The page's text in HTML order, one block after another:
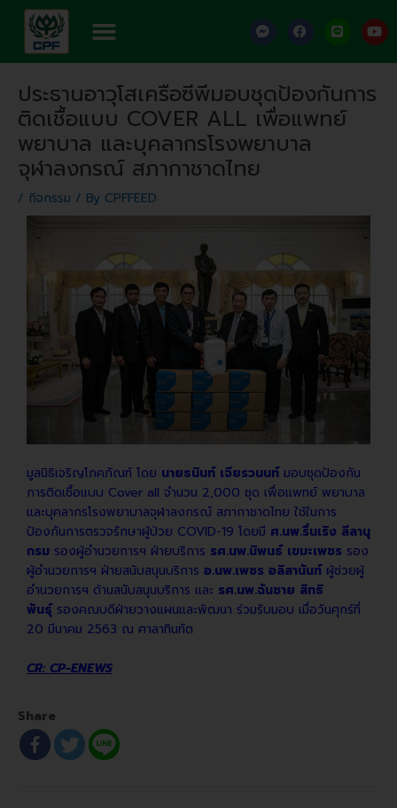
content
Menu F
a
e
o
o
k
-
m
e
F
a
e
o
o
k
L
i
e
Y
o
u
t
b
e
ประธานอาวุโสเครือซีพีมอบชุดป้องกันการ
ติดเชื้อแบบ COVER ALL เพื่อแพทย์
พยาบาล และบุคลากรโรงพยาบาล
จุฬาลงกรณ์ สภากาชาดไทย
/ กิจกรรม / By CPFFEED
มูลนิธิเจริญโภคภัณฑ์ โดย นายธนินท์ เจียรวนนท์มอบชุดป้องกัน
การติดเชื้อแบบ Cover all จำนวน 2,000 ชุด เพื่อแพทย์ พยาบาล
และบุคลากรโรงพยาบาลจุฬาลงกรณ์ สภากาชาดไทย ใช้ในการ
ป้องกันการตรวจรักษาผู้ป่วย COVID-19 โดยมี ศ.นพ.รื่นเริง ลีลานุ
กรม รองผู้อำนวยการฯ ฝ่ายบริการ รศ.นพ.นิพนธ์ เขมะเพชร รอง
ผู้อำนวยการฯ ฝ่ายสนับสนุนบริการ อ.นพ.เพชร อลิสานันท์ผู้ช่วยผู้
อำนวยการฯ ด้านสนับสนุนบริการ และ รศ.นพ.ฉันชาย สิทธิ
พันธุ์รองคณบดีฝ่ายวางแผนและพัฒนา ร่วมรับมอบ เมื่อวันศุกร์ที่
20 มีนาคม 2563 ณ ศาลาทินทัต
CR: CP-ENEWS
Share
navigation